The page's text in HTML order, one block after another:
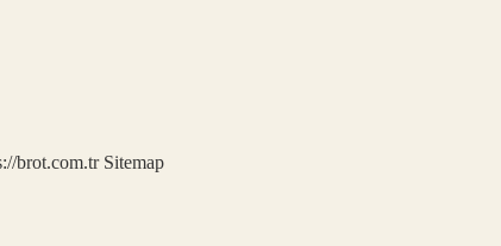
brot.com.tr Sitemap